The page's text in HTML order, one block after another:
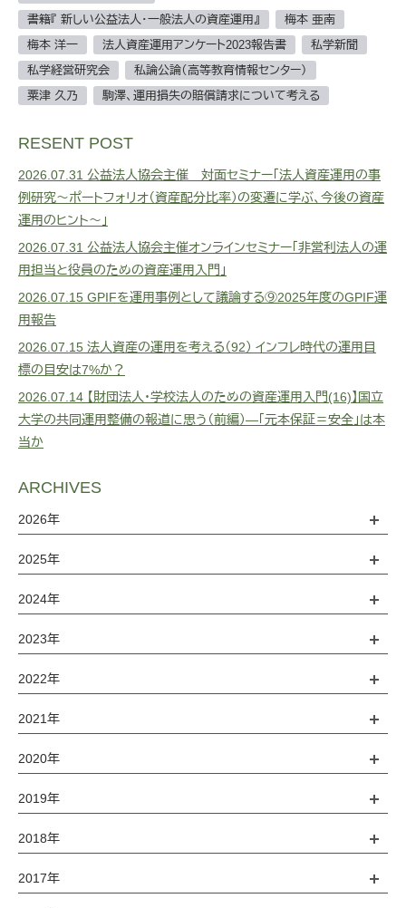
書籍『 新しい公益法人・一般法人の資産運用』
梅本 亜南
梅本 洋一
法人資産運用アンケート2023報告書
私学新聞
私学経営研究会
私論公論（高等教育情報センター）
粟津 久乃
駒澤、運用損失の賠償請求について考える
RESENT POST
2026.07.31 公益法人協会主催 対面セミナー「法人資産運用の事
例研究～ポートフォリオ（資産配分比率）の変遷に学ぶ、今後の資産
運用のヒント～」
2026.07.31 公益法人協会主催オンラインセミナー「非営利法人の運
用担当と役員のための資産運用入門」
2026.07.15 GPIFを運用事例として議論する⑨2025年度のGPIF運
用報告
2026.07.15 法人資産の運用を考える（92） インフレ時代の運用目
標の目安は7%か？
2026.07.14 【財団法人・学校法人のための資産運用入門(16)】国立
大学の共同運用整備の報道に思う（前編）―「元本保証＝安全」は本
当か
ARCHIVES
2026年
2025年
2024年
2023年
2022年
2021年
2020年
2019年
2018年
2017年